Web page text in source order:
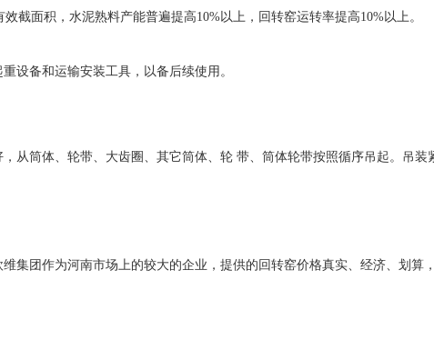
截面积，水泥熟料产能普遍提高10%以上，回转窑运转率提高10%以上。
设备和运输安装工具，以备后续使用。
从筒体、轮带、大齿圈、其它筒体、轮 带、筒体轮带按照循序吊起。吊
集团作为河南市场上的较大的企业，提供的回转窑价格真实、经济、划算